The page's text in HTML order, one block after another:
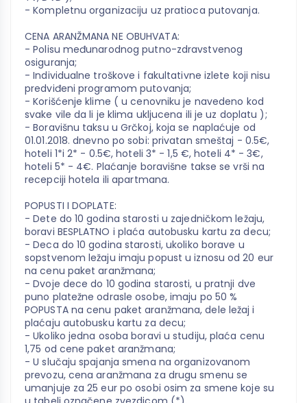
- Kompletnu organizaciju uz pratioca putovanja.
CENA ARANŽMANA NE OBUHVATA:
- Polisu međunarodnog putno-zdravstvenog
osiguranja;
- Individualne troškove i fakultativne izlete koji nisu
predviđeni programom putovanja;
- Korišćenje klime ( u cenovniku je navedeno kod
svake vile da li je klima ukljucena ili je uz doplatu );
- Boravišnu taksu u Grčkoj, koja se naplaćuje od
01.01.2018. dnevno po sobi: privatan smeštaj - 0.5€,
hoteli 1*i 2* - 0.5€, hoteli 3* - 1,5 €, hoteli 4* - 3€,
hoteli 5* - 4€. Plaćanje boravišne takse se vrši na
recepciji hotela ili apartmana.
POPUSTI I DOPLATE:
- Dete do 10 godina starosti u zajedničkom ležaju,
boravi BESPLATNO i plaća autobusku kartu za decu;
- Deca do 10 godina starosti, ukoliko borave u
sopstvenom ležaju imaju popust u iznosu od 20 eur
na cenu paket aranžmana;
- Dvoje dece do 10 godina starosti, u pratnji dve
puno platežne odrasle osobe, imaju po 50 %
POPUSTA na cenu paket aranžmana, dele ležaj i
plaćaju autobusku kartu za decu;
- Ukoliko jedna osoba boravi u studiju, plaća cenu
1,75 od cene paket aranžmana;
- U slučaju spajanja smena na organizovanom
prevozu, cena aranžmana za drugu smenu se
umanjuje za 25 eur po osobi osim za smene koje su